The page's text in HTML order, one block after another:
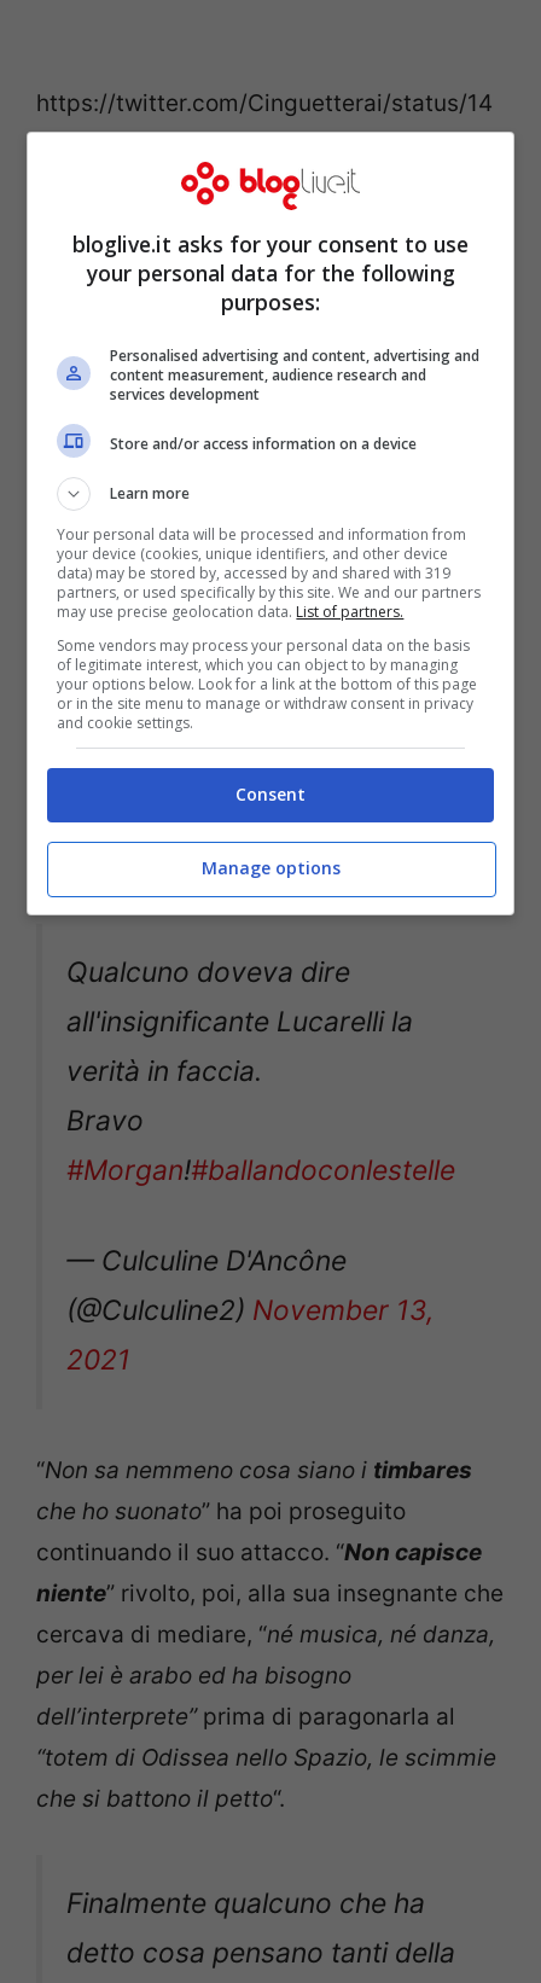
https://twitter.com/Cinguetterai/status/14
E così la Lucarelli ha definito l’esibizione di
Marco Castoldi “uno di quei balli che può
fare una tribù amazzonica dopo aver
leccato un rospo “. E Morgan ci è andato giù
duro. “
E’ fuori tempo e completamente
stonata e non ha una predisposizione per
giudicare le materie armonico-ritmiche
attaccato il cantante spiegando come non
abbia il controllo dell’emissione locale.
Qualcuno doveva dire
all'insignificante Lucarelli la
verità in faccia.
Bravo
#Morgan!#ballandoconlestelle
— Culculine D'Ancône
(@Culculine2) November 13,
2021
“Non sa nemmeno cosa siano i timbares
che ho suonato” ha poi proseguito
continuando il suo attacco. “Non capisce
niente” rivolto, poi, alla sua insegnante che
cercava di mediare, “né musica, né danza,
per lei è arabo ed ha bisogno
dell’interprete”prima di paragonarla al
“totem di Odissea nello Spazio, le scimmie
che si battono il petto“.
Finalmente qualcuno che ha
detto cosa pensano tanti della
bloglive.it asks for your consent to use
your personal data for the following
purposes:
Personalised advertising and content, advertising and
content measurement, audience research and
services development
Store and/or access information on a device
Learn more
Your personal data will be processed and information from
your device (cookies, unique identifiers, and other device
data) may be stored by, accessed by and shared with 319
partners, or used specifically by this site. We and our partners
may use precise geolocation data. List of partners.
Some vendors may process your personal data on the basis
of legitimate interest, which you can object to by managing
your options below. Look for a link at the bottom of this page
or in the site menu to manage or withdraw consent in privacy
and cookie settings.
Consent
Manage options